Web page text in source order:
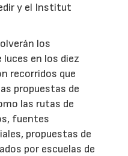
y el Institut
los
en los diez
recorridos que
propuestas de
las rutas de
fuentes
propuestas de
por escuelas de